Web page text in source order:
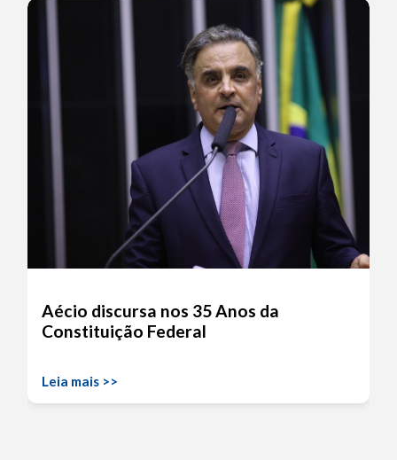
Aécio discursa nos 35 Anos da
Constituição Federal
Leia mais >>